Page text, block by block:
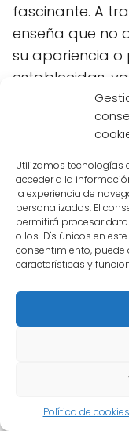
Utilizamos tecnologías
acceder a la
la experiencia de
personalizados. El
permitirá procesar
o los ID's únicos en
consentimiento, puede
características y
Política de cookies
fascinante. A
enseña que no
su apariencia o
establecidas,
capacidad de
verdadera
Qué